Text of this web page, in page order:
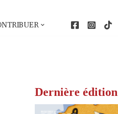
Dernière édition